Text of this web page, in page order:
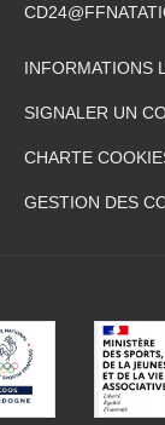
INFORMATIONS
SIGNALER UN
CHARTE
GESTION DES